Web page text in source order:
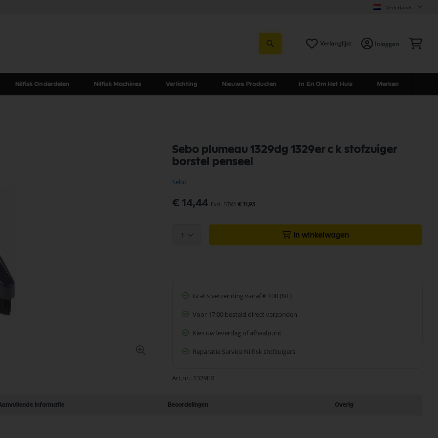
Nederlands
Verlanglijst Inloggen
Nilfisk Onderdelen Nilfisk Machines Verlichting Nieuwe Producten In En Om Het Huis Merken
Sebo plumeau 1329dg 1329er c k stofzuiger
borstel penseel
Sebo
€ 14,44 € 11,93
1 In winkelwagen
Gratis verzending vanaf € 100 (NL)
Voor 17:00 besteld direct verzonden
Kies uw leverdag of afhaalpunt
Reparatie Service Nilfisk stofzuigers
Art.nr. 1329ER
informatie Beoordelingen Overig